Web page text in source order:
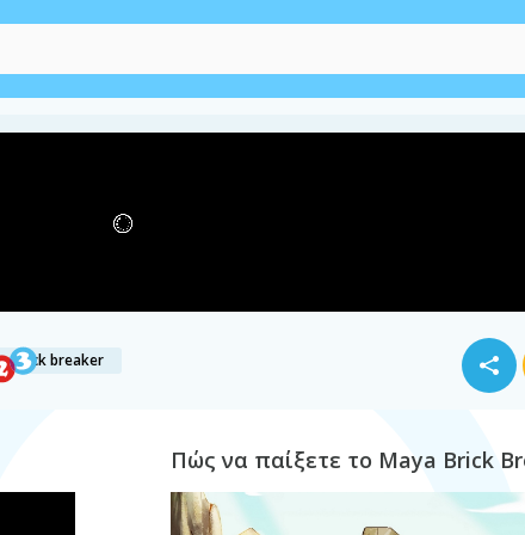
brick breaker
Πώς να παίξετε το Maya Brick